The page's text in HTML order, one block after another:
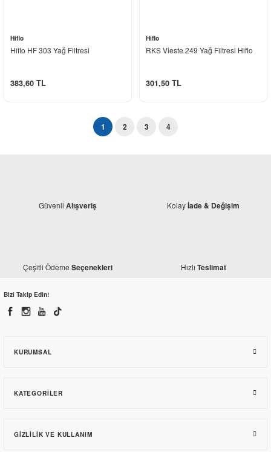
Hiflo
Hiflo HF 303 Yağ Filtresi
383,60 TL
Hiflo
RKS Vieste 249 Yağ Filtresi Hiflo
301,50 TL
1 2 3 4
Güvenli Alışveriş Kolayİade & Değişim
Çeşitli Ödeme Seçenekleri Hızlı Teslimat
Bizi Takip Edin!
KURUMSAL
KATEGORILER
GIZLILIK VE KULLANIM